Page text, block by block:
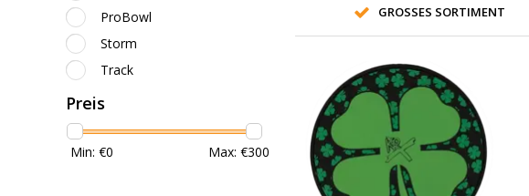
ProBowl
Storm
Track
Preis
Min: €0 Max: €300
GROSSES SORTIMENT